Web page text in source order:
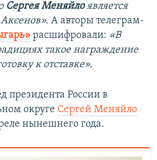
Сергея Меняйлоявляется
А авторы телеграм-
расшифровали: «В
такое награждение
к отставке».
президента России в
округе Сергей Меняйло
нынешнего года.